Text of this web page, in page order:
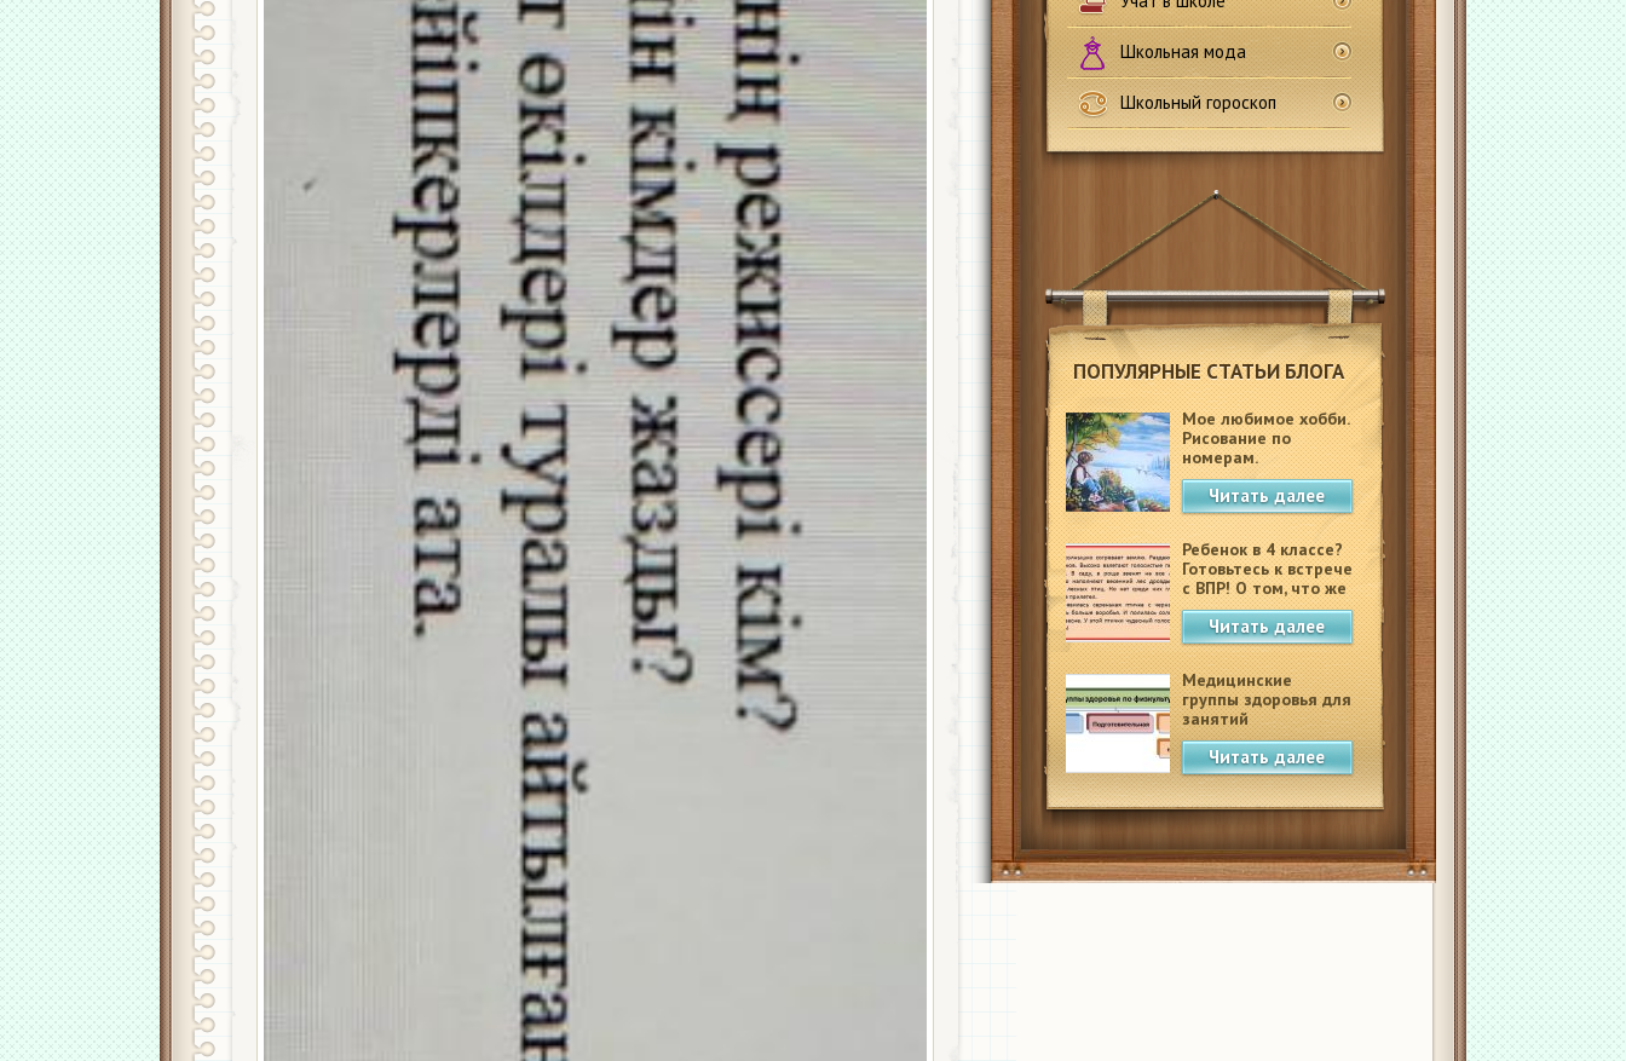
Школьная мода
Школьный гороскоп
ПОПУЛЯРНЫЕ СТАТЬИ БЛОГА
Мое любимое хобби.
Рисование по
номерам.
Читать далее
Ребенок в 4 классе?
Готовьтесь к встрече
с ВПР! О том, что же
это такое.
Читать далее
Медицинские
группы здоровья для
занятий
физкультурой в
школеЧитать далее